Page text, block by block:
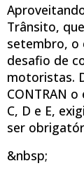
Trânsito,
setembro, o
desafio de
motoristas.
CONTRAN
C, D e E,
ser
&nbsp;